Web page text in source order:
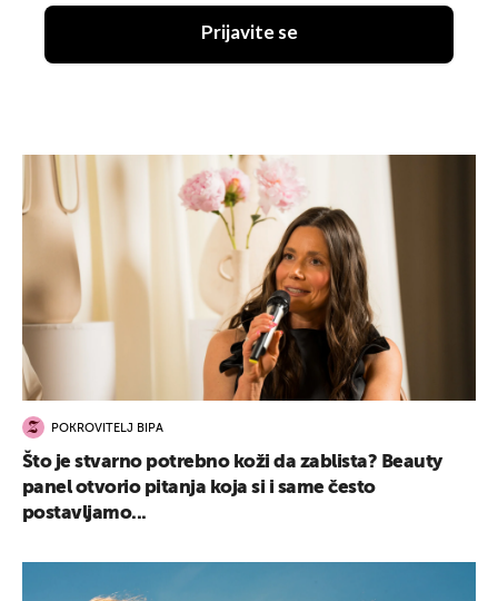
Prijavite se
POKROVITELJ BIPA
Što je stvarno potrebno koži da zablista? Beauty
panel otvorio pitanja koja si i same često
postavljamo...